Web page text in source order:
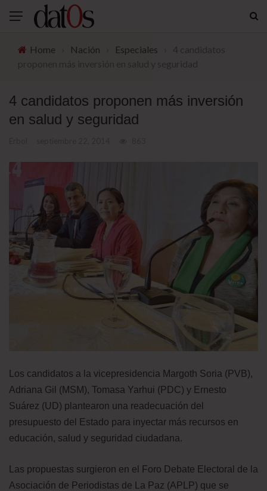
Home Nación Especiales
4 candidatos proponen más inversión
en salud y seguridad
Los candidatos a la vicepresidencia Margoth Soria (PVB),
Adriana Gil (MSM), Tomasa Yarhui (PDC) y Ernesto
Suárez (UD) plantearon una readecuación del
presupuesto del Estado para inyectar más recursos en
educación, salud y seguridad ciudadana.
Las propuestas surgieron en el Foro Debate Electoral de la
Asociación de Periodistas de La Paz (APLP) que se